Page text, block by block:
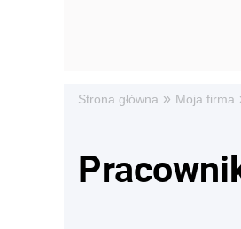
Strona główna » Moja firma